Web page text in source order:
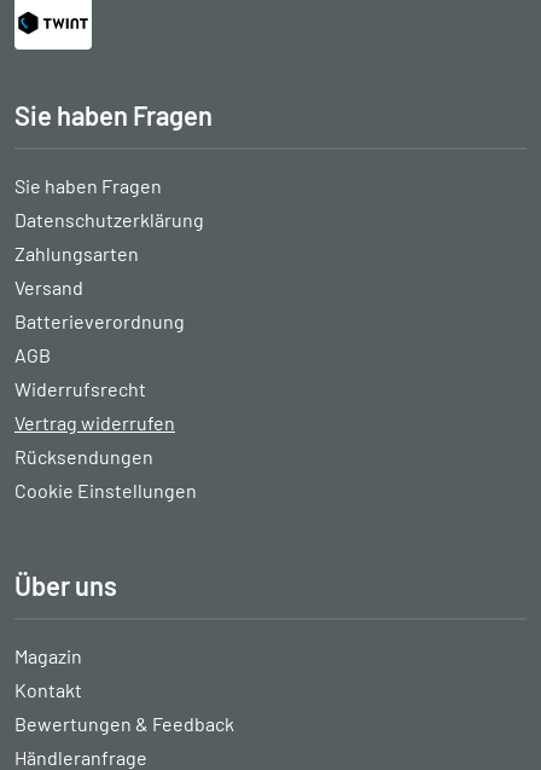
Sie haben Fragen
Sie haben Fragen
Datenschutzerklärung
Zahlungsarten
Versand
Batterieverordnung
AGB
Widerrufsrecht
Vertrag widerrufen
Rücksendungen
Cookie Einstellungen
Über uns
Magazin
Kontakt
Bewertungen & Feedback
Händleranfrage